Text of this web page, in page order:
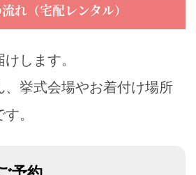
れ（宅配レンタル）
します。
、挙式会場やお着付け場所
。